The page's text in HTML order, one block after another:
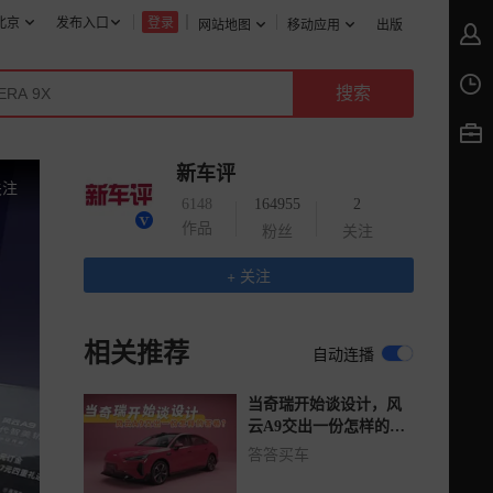
网站地图 移动应用 出版
登录
发布入口
京
新车评
6148
作品
164955
粉丝
2
关注
+ 关注
相关推荐 自动连播
当奇瑞开始谈设计，风
云A9交出一份怎样的答
卷？
答答买车